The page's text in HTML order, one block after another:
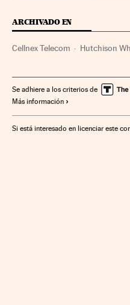
ARCHIVADO EN
Cellnex Telecom Hutchison
Empresas Economía
Comunicaciones
Se adhiere a los criterios de
Más información
Si está interesado en licenciar este